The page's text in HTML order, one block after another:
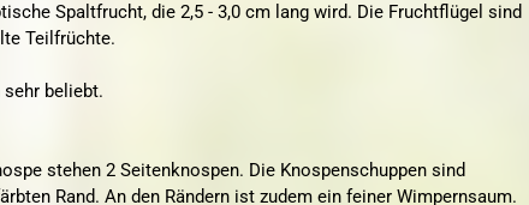
Spaltfrucht, die 2,5 - 3,0 cm lang wird. Die Fruchtflügel sind
Teilfrüchte.
beliebt.
stehen 2 Seitenknospen. Die Knospenschuppen sind
Rand. An den Rändern ist zudem ein feiner Wimpernsaum.